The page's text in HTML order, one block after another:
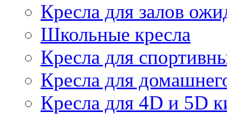
Кресла для залов
Школьные кресла
Кресла для
Кресла для
Кресла для 4D и 5D